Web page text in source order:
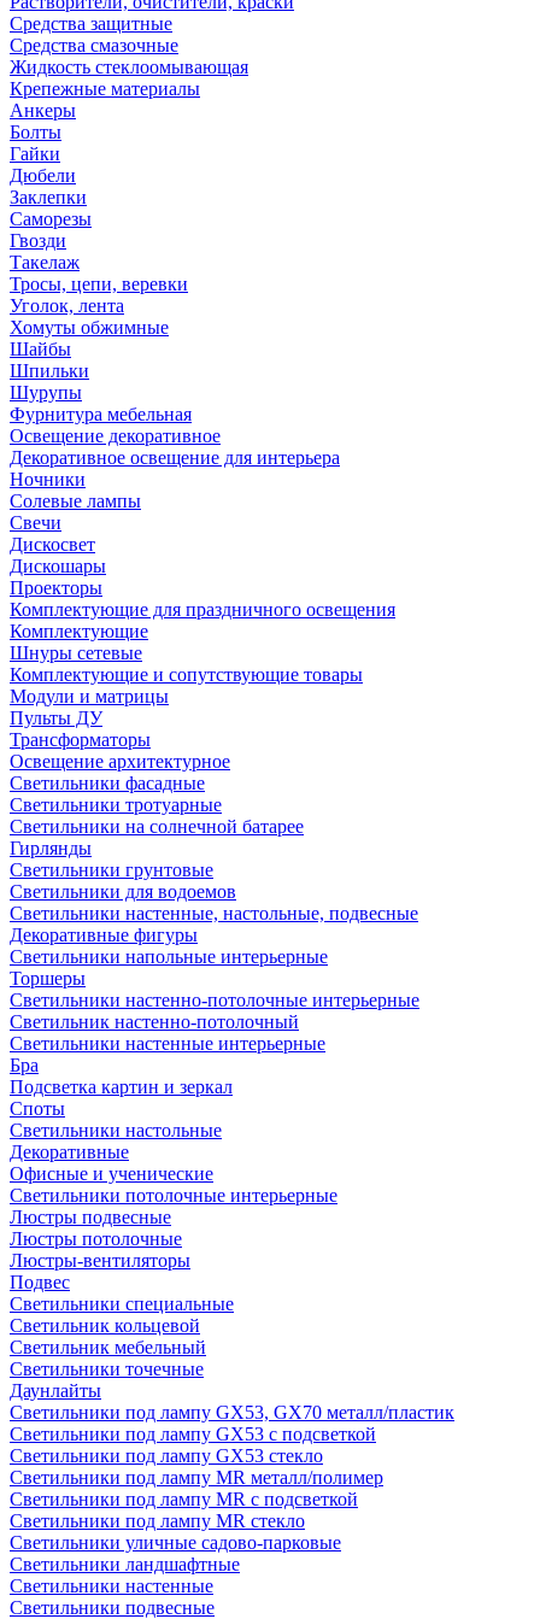
Средства защитные
Средства смазочные
Жидкость стеклоомывающая
Крепежные материалы
Анкеры
Болты
Гайки
Дюбели
Заклепки
Саморезы
Гвозди
Такелаж
Тросы, цепи, веревки
Уголок, лента
Хомуты обжимные
Шайбы
Шпильки
Шурупы
Фурнитура мебельная
Освещение декоративное
Декоративное освещение для интерьера
Ночники
Солевые лампы
Свечи
Дискосвет
Дискошары
Проекторы
Комплектующие для праздничного освещения
Комплектующие
Шнуры сетевые
Комплектующие и сопутствующие товары
Модули и матрицы
Пульты ДУ
Трансформаторы
Освещение архитектурное
Светильники фасадные
Светильники тротуарные
Светильники на солнечной батарее
Гирлянды
Светильники грунтовые
Светильники для водоемов
Светильники настенные, настольные, подвесные
Декоративные фигуры
Светильники напольные интерьерные
Торшеры
Светильники настенно-потолочные интерьерные
Светильник настенно-потолочный
Светильники настенные интерьерные
Бра
Подсветка картин и зеркал
Споты
Светильники настольные
Декоративные
Офисные и ученические
Светильники потолочные интерьерные
Люстры подвесные
Люстры потолочные
Люстры-вентиляторы
Подвес
Светильники специальные
Светильник кольцевой
Светильник мебельный
Светильники точечные
Даунлайты
Светильники под лампу GX53, GX70 металл/пластик
Светильники под лампу GX53 с подсветкой
Светильники под лампу GX53 стекло
Светильники под лампу MR металл/полимер
Светильники под лампу MR с подсветкой
Светильники под лампу MR стекло
Светильники уличные садово-парковые
Светильники ландшафтные
Светильники настенные
Светильники подвесные